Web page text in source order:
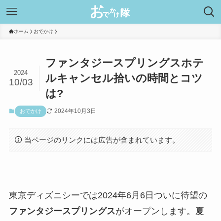
ホーム おでかけ
ファンタジースプリングスホテ
ルキャンセル拾いの時間とコツ
は?
2024
10/03
おでかけ 2024年10月3日
当ページのリンクには広告が含まれています。
東京ディズニシーでは2024年6月6日ついに待望の
ファンタジースプリングスがオープンします。夏